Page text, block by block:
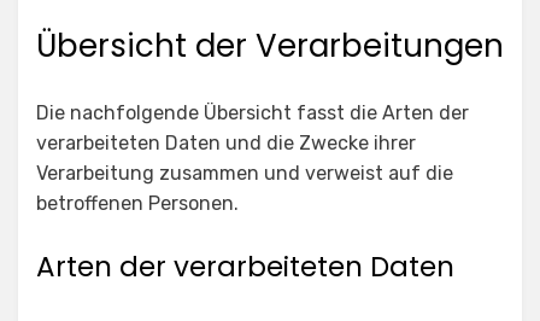
Übersicht der Verarbeitungen
Die nachfolgende Übersicht fasst die Arten der
verarbeiteten Daten und die Zwecke ihrer
Verarbeitung zusammen und verweist auf die
betroffenen Personen.
Arten der verarbeiteten Daten